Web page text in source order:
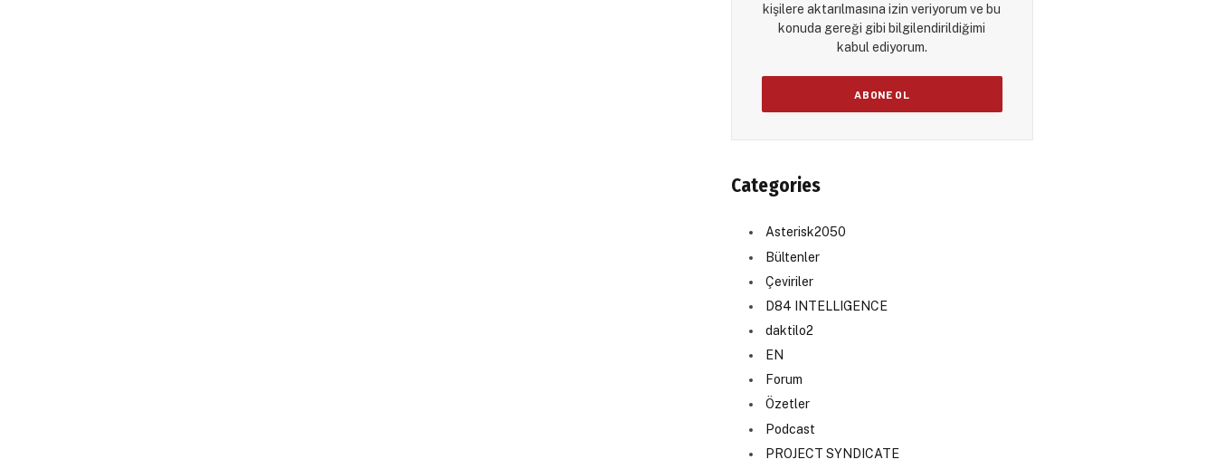
kişilere aktarılmasına izin veriyorum ve bu
konuda gereği gibi bilgilendirildiğimi
kabul ediyorum.
Categories
Asterisk2050
Bültenler
Çeviriler
D84 INTELLIGENCE
daktilo2
EN
Forum
Özetler
Podcast
PROJECT SYNDICATE